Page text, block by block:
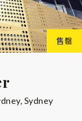
售罄
Sydney